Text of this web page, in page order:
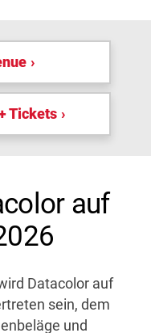
Tickets
auf
Datacolor auf
sein, dem
und